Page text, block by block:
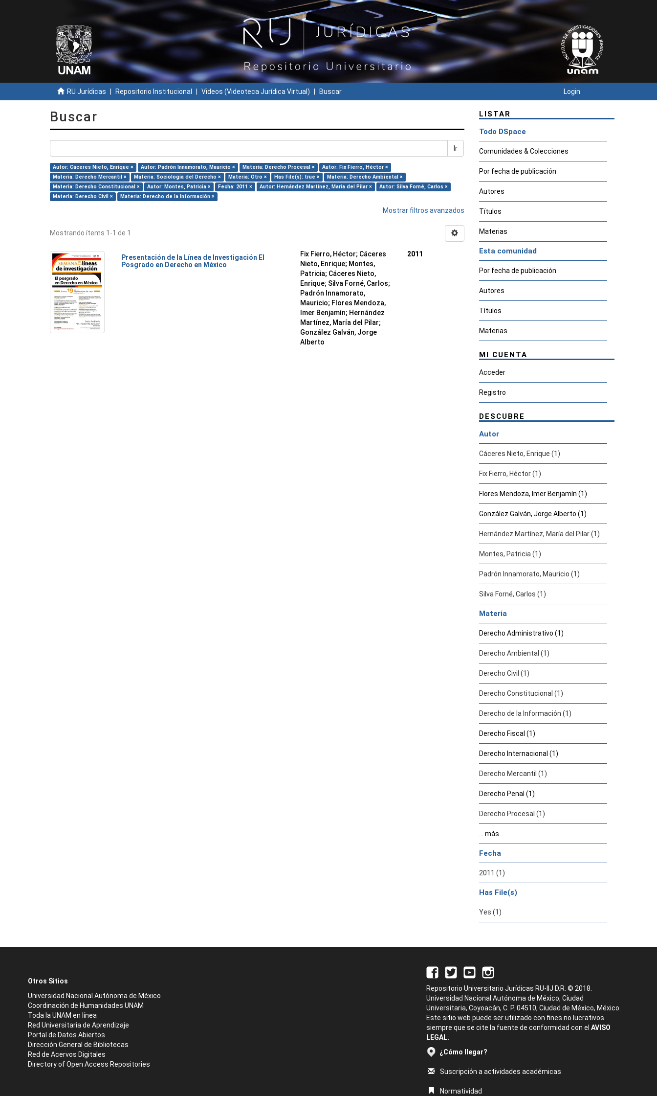
RU Jurídicas Repositorio Institucional Videos (Videoteca Jurídica Virtual) Buscar Login
Buscar
Ir
Autor: Cáceres Nieto, Enrique × Autor: Padrón Innamorato, Mauricio × Materia: Derecho Procesal ×
Autor: Fix Fierro, Héctor ×
Materia: Derecho Mercantil ×
Materia: Sociología del Derecho × Materia: Otro × Has File(s): true ×
Materia: Derecho Ambiental ×
Materia: Derecho Constitucional ×
Autor: Montes, Patricia × Fecha: 2011 × Autor: Hernández Martínez, María del Pilar ×
Autor: Silva Forné, Carlos ×
Materia: Derecho Civil ×
Materia: Derecho de la Información ×
Mostrar filtros avanzados
Mostrando ítems 1-1 de 1
Presentación de la Línea de Investigación El
Posgrado en Derecho en México
Fix Fierro, Héctor; Cáceres
Nieto, Enrique; Montes,
Patricia; Cáceres Nieto,
Enrique; Silva Forné, Carlos;
Padrón Innamorato,
Mauricio; Flores Mendoza,
Imer Benjamín; Hernández
Martínez, María del Pilar;
González Galván, Jorge
Alberto
2011
LISTAR
Todo DSpace
Comunidades & Colecciones
Por fecha de publicación
Autores
Títulos
Materias
Esta comunidad
Por fecha de publicación
Autores
Títulos
Materias
MI CUENTA
Acceder
Registro
DESCUBRE
Autor
Cáceres Nieto, Enrique (1)
Fix Fierro, Héctor (1)
Flores Mendoza, Imer Benjamín (1)
González Galván, Jorge Alberto (1)
Hernández Martínez, María del Pilar (1)
Montes, Patricia (1)
Padrón Innamorato, Mauricio (1)
Silva Forné, Carlos (1)
Materia
Derecho Administrativo (1)
Derecho Ambiental (1)
Derecho Civil (1)
Derecho Constitucional (1)
Derecho de la Información (1)
Derecho Fiscal (1)
Derecho Internacional (1)
Derecho Mercantil (1)
Derecho Penal (1)
Derecho Procesal (1)
... más
Fecha
2011 (1)
Has File(s)
Yes (1)
Otros Sitios
Universidad Nacional Autónoma de México
Coordinación de Humanidades UNAM
Toda la UNAM en línea
Red Universitaria de Aprendizaje
Portal de Datos Abiertos
Dirección General de Bibliotecas
Red de Acervos Digitales
Directory of Open Access Repositories
Repositorio Universitario Jurídicas RU-IIJ D.R. © 2018.
Universidad Nacional Autónoma de México, Ciudad
Universitaria, Coyoacán, C. P. 04510, Ciudad de México, México.
Este sitio web puede ser utilizado con fines no lucrativos
siempre que se cite la fuente de conformidad con el AVISO
LEGAL.
¿Cómo llegar?
Suscripción a actividades académicas
Normatividad